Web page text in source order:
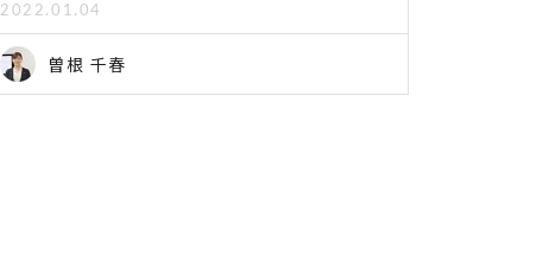
2022.01.04
曽根 千春